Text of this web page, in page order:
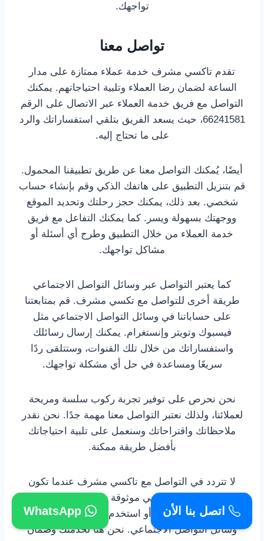
تواجهك.
تواصل معنا
تقدم تاكسي مشرف خدمة عملاء ممتازة على مدار
الساعة لضمان رضا العملاء وتلبية احتياجاتهم. يمكنك
التواصل مع فريق خدمة العملاء عبر الاتصال على الرقم
66241581، حيث يسعد الفريق بتلقي استفساراتك والرد
على ما تحتاج إليه.
أيضًا، يُمكنك التواصل معنا عن طريق تطبيقنا المحمول.
قم بتنزيل التطبيق على هاتفك الذكي وقم بإنشاء حساب
شخصي. بعد ذلك، يمكنك حجز رحلتك وتحديد الموقع
ووجهتك بسهولة ويسر. كما يمكنك التفاعل مع فريق
خدمة العملاء من خلال التطبيق وطرح أي أسئلة أو
مشاكل تواجهك.
كما يعتبر التواصل عبر وسائل التواصل الاجتماعي
طريقة أخرى للتواصل مع تكسي مشرف. قم بمتابعتنا
على حساباتنا في وسائل التواصل الاجتماعي مثل
فيسبوك وتويتر وإنستغرام. يمكنك إرسال رسائلك
واستفساراتك من خلال تلك القنوات، وستتلقى ردًا
سريعًا ومساعدة في حل أي مشكلة تواجهك.
نحن نحرص على توفير تجربة ركوب سلسة ومريحة
لعملائنا، ولذلك نعتبر التواصل معنا مهمة جدًا. نحن نقدر
ملاحظاتك واقتراحاتك وسنعمل على تلبية احتياجاتك
بأفضل طريقة ممكنة.
لا تتردد في التواصل مع تاكسي مشرف عندما تكون
بحاجة إلى خدمة تاكسي موثوقة ومريحة. قم بالاتصال
على الرقم 66241581 أو استخدم تطبيقنا أو راسلنا عبر
وسائل التواصل الاجتماعي. نحن هنا لخدمتك وضمان
اتصل بنا الأن